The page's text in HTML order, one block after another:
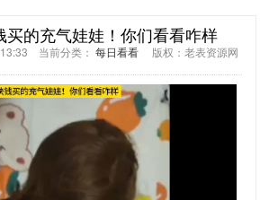
买的充气娃娃！你们看看咋样
当前分类： 每日看看 版权：老表资源网